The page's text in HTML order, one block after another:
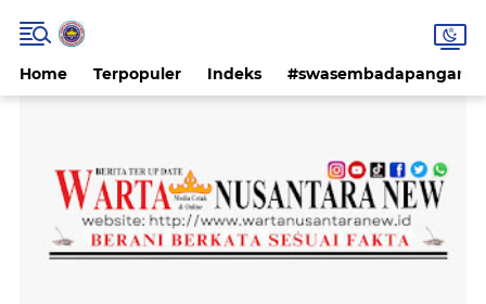
Home Terpopuler Indeks #swasembadapangan